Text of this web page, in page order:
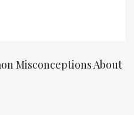
Misconceptions About